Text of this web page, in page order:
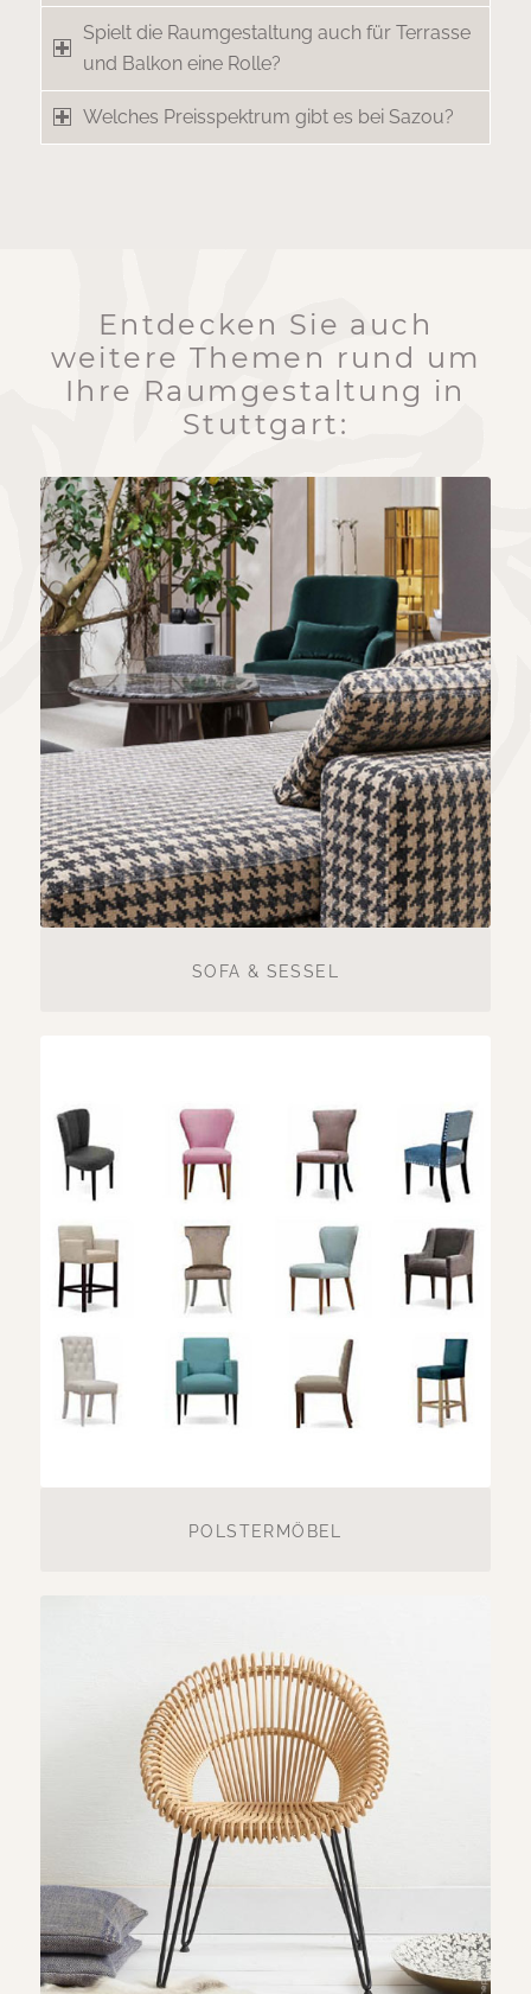
Spielt die Raumgestaltung auch für Terrasse
und Balkon eine Rolle?
Welches Preisspektrum gibt es bei Sazou?
Entdecken Sie auch
weitere Themen rund um
Ihre Raumgestaltung in
Stuttgart:
SOFA & SESSEL
POLSTERMÖBEL